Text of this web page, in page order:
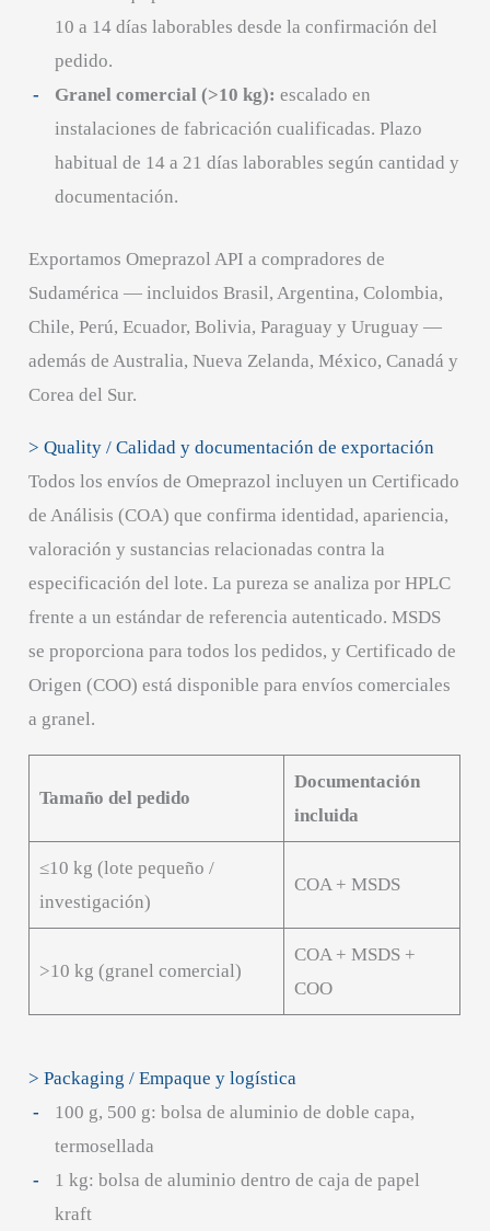
10 a 14 días laborables desde la confirmación del
pedido.
Granel comercial (>10 kg): escalado en
instalaciones de fabricación cualificadas. Plazo
habitual de 14 a 21 días laborables según cantidad y
documentación.
Exportamos Omeprazol API a compradores de
Sudamérica — incluidos Brasil, Argentina, Colombia,
Chile, Perú, Ecuador, Bolivia, Paraguay y Uruguay —
además de Australia, Nueva Zelanda, México, Canadá y
Corea del Sur.
> Quality / Calidad y documentación de exportación
Todos los envíos de Omeprazol incluyen un Certificado
de Análisis (COA) que confirma identidad, apariencia,
valoración y sustancias relacionadas contra la
especificación del lote. La pureza se analiza por HPLC
frente a un estándar de referencia autenticado. MSDS
se proporciona para todos los pedidos, y Certificado de
Origen (COO) está disponible para envíos comerciales
a granel.
Tamaño del pedido
Documentación
incluida
≤10 kg (lote pequeño /
investigación)
COA + MSDS
>10 kg (granel comercial)
COA + MSDS +
COO
> Packaging / Empaque y logística
100 g, 500 g: bolsa de aluminio de doble capa,
termosellada
1 kg: bolsa de aluminio dentro de caja de papel
kraft